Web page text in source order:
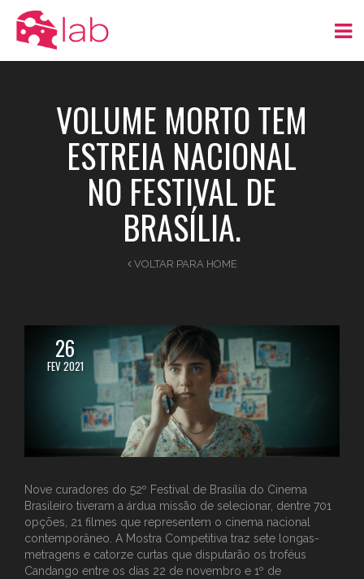
VOLUME MORTO TEM
ESTREIA NACIONAL
NO FESTIVAL DE
BRASÍLIA.
VOLTAR PARA HOME
26
FEV 2021
Nove curadores do 52º Festival de Brasília do Cinema
Brasileiro tiveram a árdua missão de selecionar, dentre 701
opções, 21 filmes que representem o cinema nacional
contemporâneo. A Mostra Competitiva traz sete longas-
metragens e catorze curtas que disputarão os troféus
Candango entre os dias 22 de novembro e 1º de